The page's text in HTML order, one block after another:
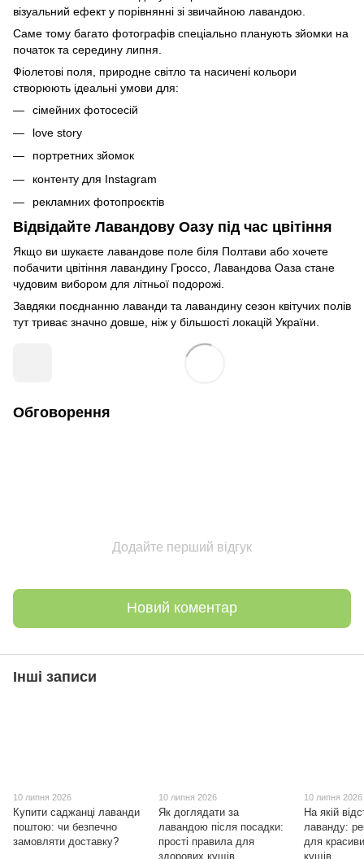
візуальний ефект у порівнянні зі звичайною лавандою.
Саме тому багато фотографів спеціально планують зйомки на
початок та середину липня.
Фіолетові поля, природне світло та насичені кольори
створюють ідеальні умови для:
сімейних фотосесій
love story
портретних зйомок
контенту для Instagram
рекламних фотопроєктів
Відвідайте Лавандову Оазу під час цвітіння
Якщо ви шукаєте лавандове поле біля Полтави або хочете
побачити цвітіння лавандину Гроссо, Лавандова Оаза стане
чудовим вибором для літньої подорожі.
Завдяки поєднанню лаванди та лавандину сезон квітучих полів
тут триває значно довше, ніж у більшості локацій України.
Обговорення
Додайте перший відгук
Новий коментар
Інші записи
10 липня 2026
Купити саджанці лаванди
поштою: чи безпечно
замовляти доставку?
10 липня 2026
Як доглядати за
лавандою після посадки:
прості правила для
здорових кущів
10 липня 2026
На якій
лаванду:
для
кущів